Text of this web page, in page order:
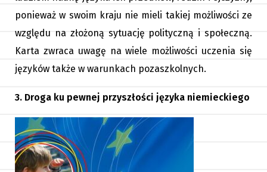
ponieważ w swoim kraju nie mieli takiej możliwości ze
względu na złożoną sytuację polityczną i społeczną.
Karta zwraca uwagę na wiele możliwości uczenia się
języków także w warunkach pozaszkolnych.
3. Droga ku pewnej przyszłości języka niemieckiego